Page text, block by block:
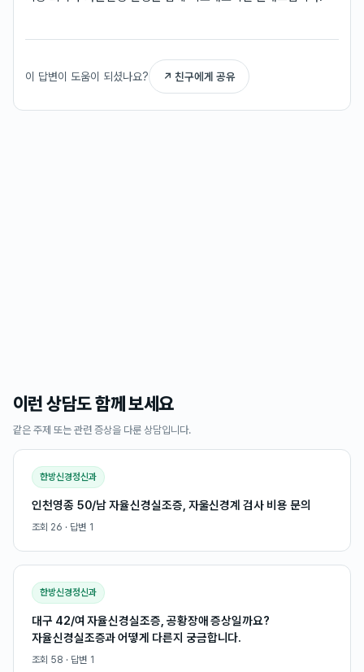
이 답변이 도움이 되셨나요? ↗ 친구에게 공유
이런 상담도 함께 보세요
같은 주제 또는 관련 증상을 다룬 상담입니다.
한방신경정신과
인천영종 50/남 자율신경실조증, 자울신경계 검사 비용 문의
조회 26 · 답변 1
한방신경정신과
대구 42/여 자율신경실조증, 공황장애 증상일까요?
자율신경실조증과 어떻게 다른지 궁금합니다.
조회 58 · 답변 1